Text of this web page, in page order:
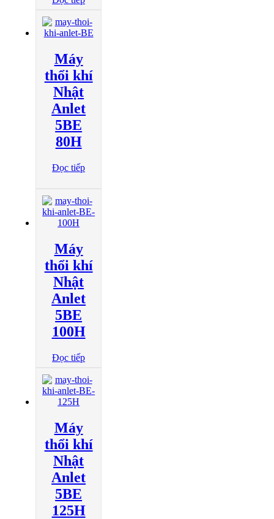
Máy
thổi khí
Nhật
Anlet
5BE
80H
Đọc tiếp
Máy
thổi khí
Nhật
Anlet
5BE
100H
Đọc tiếp
Máy
thổi khí
Nhật
Anlet
5BE
125H